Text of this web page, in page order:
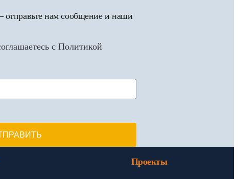
отправьте нам сообщение и наши
с Политикой
Проекты